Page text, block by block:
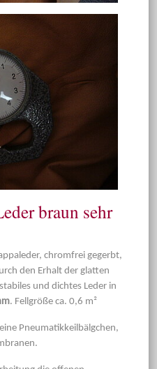
braun sehr
chromfrei gegerbt,
den Erhalt der glatten
und dichtes Leder in
. Fellgröße ca. 0,6 m²
Pneumatikkeilbälgchen,